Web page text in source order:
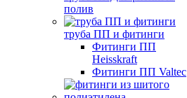
полив
труба ПП и фитинги
Фитинги ПП
Heisskraft
Фитинги ПП Valtec